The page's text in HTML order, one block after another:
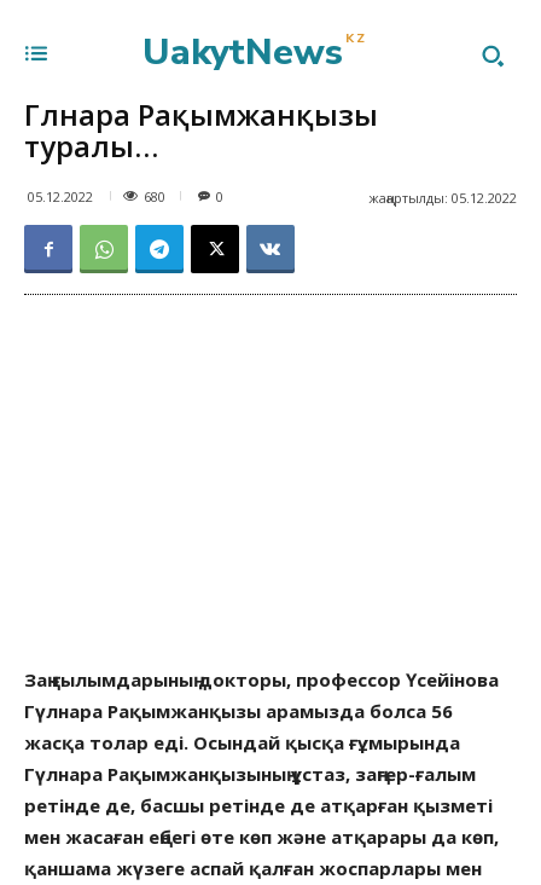
UakytNews KZ
Гүлнара Рақымжанқызы
туралы…
05.12.2022 680 жаңартылды: 05.12.2022
0
Заң ғылымдарының докторы, профессор Үсейінова
Гүлнара Рақымжанқызы арамызда болса 56
жасқа толар еді. Осындай қысқа ғұмырында
Гүлнара Рақымжанқызының ұстаз, заңгер-ғалым
ретінде де, басшы ретінде де атқарған қызметі
мен жасаған еңбегі өте көп және атқарары да көп,
қаншама жүзеге аспай қалған жоспарлары мен